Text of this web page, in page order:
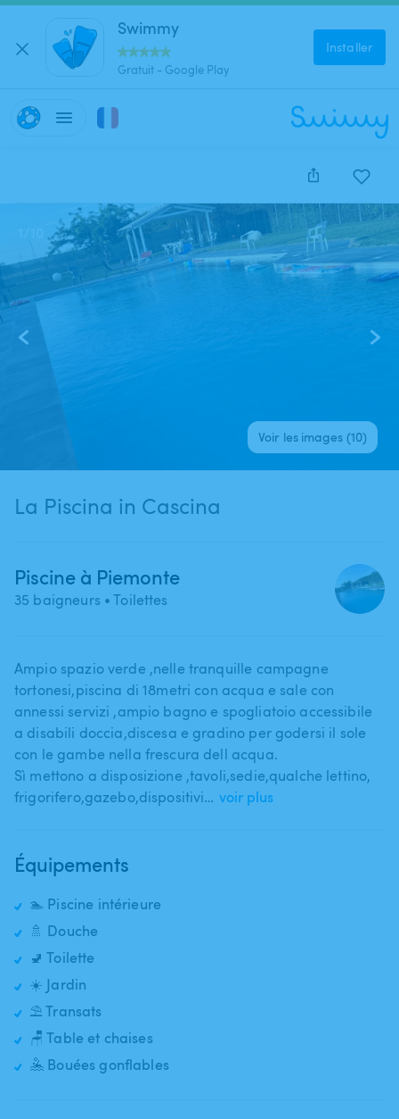
Swimmy
Gratuit - Google Play
Installer
Voir les images (10)
La Piscina in Cascina
Piscine à Piemonte
35 baigneurs • Toilettes
Ampio spazio verde ​,​nelle tranquille campagne
tortonesi​,​piscina di 18metri con acqua e sale con
annessi servizi ​,​ampio bagno e spogliatoio accessibile
a disabili doccia​,​discesa e gradino per godersi il sole
con le gambe nella frescura dell acqua.
Sì mettono a disposizione ​,​tavoli​,​sedie​,​qualche lettino​,​
frigorifero​,​gazebo​,​dispositivi… voir plus
Équipements
🏊 Piscine intérieure
🚿 Douche
🚽 Toilette
☀️ Jardin
⛱️ Transats
🪑 Table et chaises
🤽 Bouées gonflables